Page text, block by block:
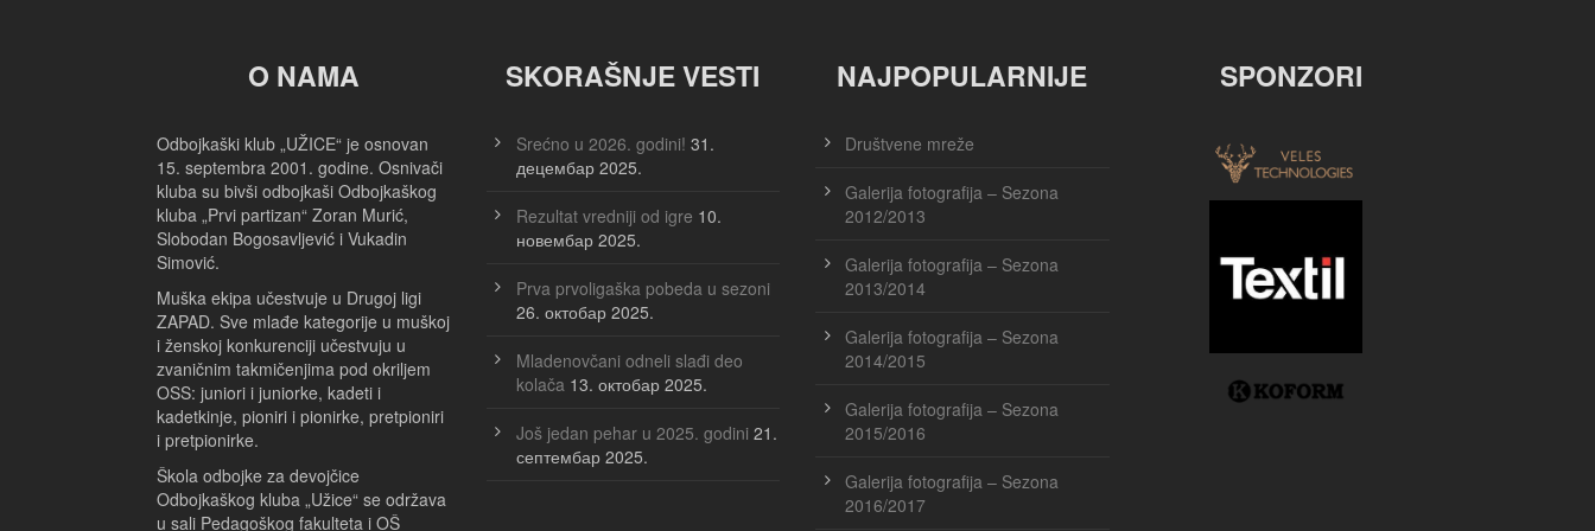
BROJ PRIJEMA SERVISA/BROJ USPEŠNIH PRIJEMA
(2) BROJ PRIJEMA PREKO MREŽE
O NAMA
Odbojkaški klub „UŽICE“ je osnovan
15. septembra 2001. godine. Osnivači
kluba su bivši odbojkaši Odbojkaškog
kluba „Prvi partizan“ Zoran Murić,
Slobodan Bogosavljević i Vukadin
Simović.
Muška ekipa učestvuje u Drugoj ligi
ZAPAD. Sve mlađe kategorije u muškoj
i ženskoj konkurenciji učestvuju u
zvaničnim takmičenjima pod okriljem
OSS: juniori i juniorke, kadeti i
kadetkinje, pioniri i pionirke, pretpioniri
i pretpionirke.
Škola odbojke za devojčice
Odbojkaškog kluba „Užice“ se održava
u sali Pedagoškog fakulteta i OŠ
SKORAŠNJE VESTI
Srećno u 2026. godini! 31.
децембар 2025.
Rezultat vredniji od igre 10.
новембар 2025.
Prva prvoligaška pobeda u sezoni
26. октобар 2025.
Mladenovčani odneli slađi deo
kolača 13. октобар 2025.
Još jedan pehar u 2025. godini 21.
септембар 2025.
NAJPOPULARNIJE
Društvene mreže
Galerija fotografija – Sezona
2012/2013
Galerija fotografija – Sezona
2013/2014
Galerija fotografija – Sezona
2014/2015
Galerija fotografija – Sezona
2015/2016
Galerija fotografija – Sezona
2016/2017
SPONZORI